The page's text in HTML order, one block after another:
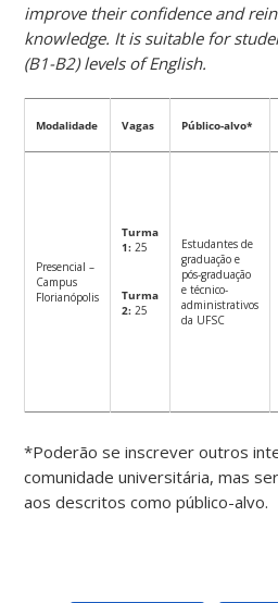
improve their confidence and
knowledge. It is suitable for
(B1-B2) levels of English.
Modalidade Vagas Público-alvo*
Presencial –
Campus
Florianópolis
Turma
1: 25
Turma
2: 25
Estudantes de
graduação e
pós-graduação
e técnico-
administrativos
da UFSC
*Poderão se inscrever outros
comunidade universitária, mas
aos descritos como público-alvo.